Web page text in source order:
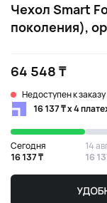
Чехол Smart
поколения),
64 548 ₸
Недоступен к заказу
16 137 ₸ х 4
Сегодня
16 137 ₸
14
16